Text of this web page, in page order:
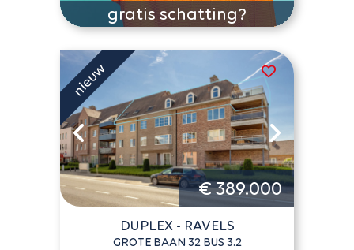
gratis schatting?
€ 389.000
DUPLEX - RAVELS
GROTE BAAN 32 BUS 3.2